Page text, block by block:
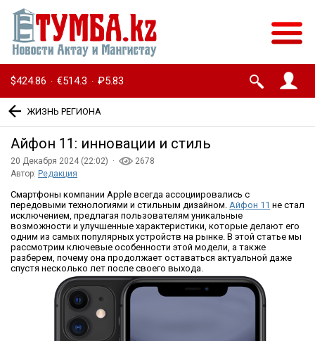
$424.86 · €514.3 · ₽5.83
ЖИЗНЬ РЕГИОНА
Айфон 11: инновации и стиль
20 Декабря 2024 (22:02) ·
2678
Автор: Редакция
Смартфоны компании Apple всегда ассоциировались с
передовыми технологиями и стильным дизайном. Айфон 11 не стал
исключением, предлагая пользователям уникальные
возможности и улучшенные характеристики, которые делают его
одним из самых популярных устройств на рынке. В этой статье мы
рассмотрим ключевые особенности этой модели, а также
разберем, почему она продолжает оставаться актуальной даже
спустя несколько лет после своего выхода.